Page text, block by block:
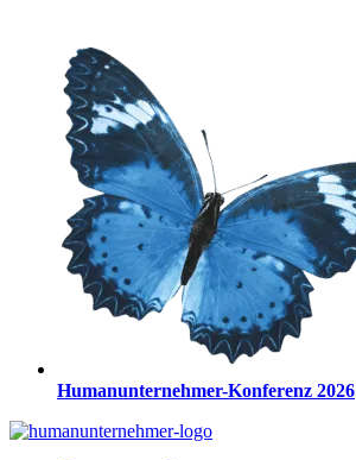
springen
Humanunternehmer-Konferenz 2026